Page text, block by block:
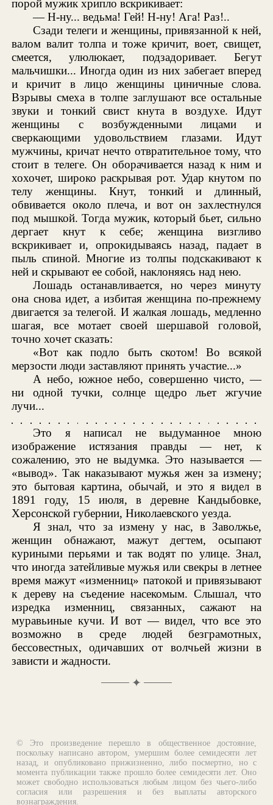
порой мужик хрипло вскрикивает:
— Н-ну... ведьма! Гей! Н-ну! Ага! Раз!..
Сзади телеги и женщины, привязанной к ней,
валом валит толпа и тоже кричит, воет, свищет,
смеется, улюлюкает, подзадоривает. Бегут
мальчишки... Иногда один из них забегает вперед
и кричит в лицо женщины циничные слова.
Взрывы смеха в толпе заглушают все остальные
звуки и тонкий свист кнута в воздухе. Идут
женщины с возбужденными лицами и
сверкающими удовольствием глазами. Идут
мужчины, кричат нечто отвратительное тому, что
стоит в телеге. Он оборачивается назад к ним и
хохочет, широко раскрывая рот. Удар кнутом по
телу женщины. Кнут, тонкий и длинный,
обвивается около плеча, и вот он захлестнулся
под мышкой. Тогда мужик, который бьет, сильно
дергает кнут к себе; женщина визгливо
вскрикивает и, опрокидываясь назад, падает в
пыль спиной. Многие из толпы подскакивают к
ней и скрывают ее собой, наклоняясь над нею.
Лошадь останавливается, но через минуту
она снова идет, а избитая женщина по-прежнему
двигается за телегой. И жалкая лошадь, медленно
шагая, все мотает своей шершавой головой,
точно хочет сказать:
«Вот как подло быть скотом! Во всякой
мерзости люди заставляют принять участие...»
А небо, южное небо, совершенно чисто, —
ни одной тучки, солнце щедро льет жгучие
лучи...
Это я написал не выдуманное мною
изображение истязания правды — нет, к
сожалению, это не выдумка. Это называется —
«вывод». Так наказывают мужья жен за измену;
это бытовая картина, обычай, и это я видел в
1891 году, 15 июля, в деревне Кандыбовке,
Херсонской губернии, Николаевского уезда.
Я знал, что за измену у нас, в Заволжье,
женщин обнажают, мажут дегтем, осыпают
куриными перьями и так водят по улице. Знал,
что иногда затейливые мужья или свекры в летнее
время мажут «изменниц» патокой и привязывают
к дереву на съедение насекомым. Слышал, что
изредка изменниц, связанных, сажают на
муравьиные кучи. И вот — видел, что все это
возможно в среде людей безграмотных,
бессовестных, одичавших от волчьей жизни в
зависти и жадности.
✦
© Это произведение перешло в общественное достояние,
поскольку написано автором, умершим более семидесяти лет
назад, и опубликовано прижизненно, либо посмертно, но с
момента публикации также прошло более семидесяти лет. Оно
может свободно использоваться любым лицом без чьего-либо
согласия или разрешения и без выплаты авторского
вознаграждения.